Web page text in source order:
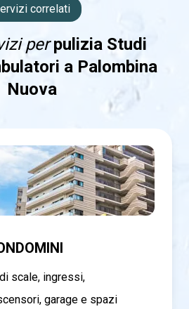
correlati
perpulizia Studi
a Palombina
Nuova
scale, ingressi,
garage e spazi